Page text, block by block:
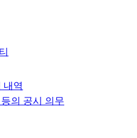
내역
의 공시 의무